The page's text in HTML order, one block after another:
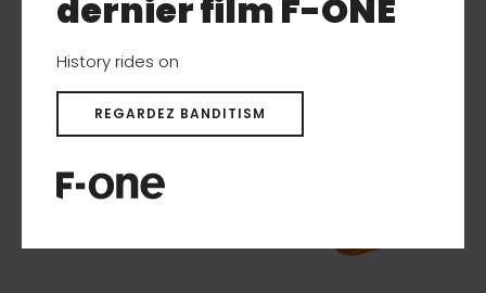
dernier film F-ONE
History rides on
REGARDEZ BANDITISM